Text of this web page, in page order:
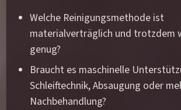
Welche Reinigungsmethode ist
materialverträglich und trotzdem
genug?
Braucht es maschinelle
Schleiftechnik, Absaugung oder
Nachbehandlung?